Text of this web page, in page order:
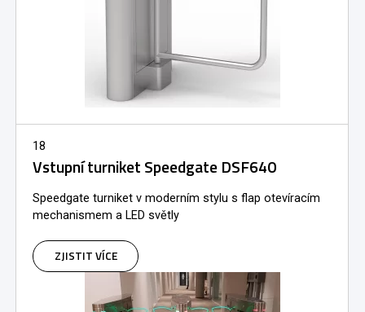
18
Vstupní turniket Speedgate DSF640
Speedgate turniket v moderním stylu s flap otevíracím
mechanismem a LED světly
ZJISTIT VÍCE